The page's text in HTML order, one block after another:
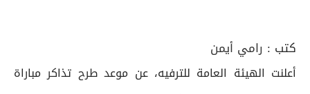
كتب : رامي أيمن
أعلنت الهيئة العامة للترفيه، عن موعد طرح تذاكر مباراة